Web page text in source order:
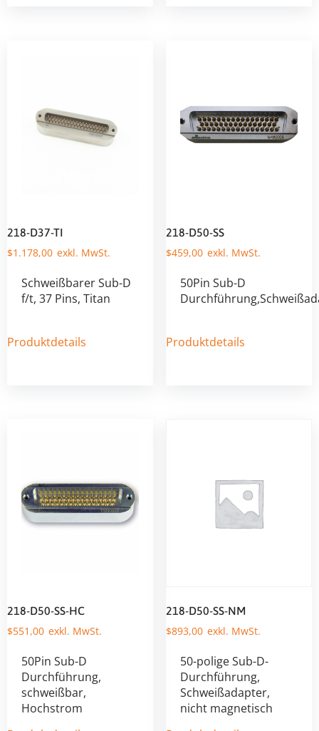
218-D37-TI
$1.178,00
Schweißbarer Sub-D
f/t, 37 Pins, Titan
Produktdetails
218-D50-SS
$459,00
50Pin Sub-D
Produktdetails
218-D50-SS-HC
$551,00
50Pin Sub-D
Durchführung,
schweißbar,
Hochstrom
218-D50-SS-NM
$893,00
50-polige Sub-D-
Durchführung,
Schweißadapter,
nicht magnetisch